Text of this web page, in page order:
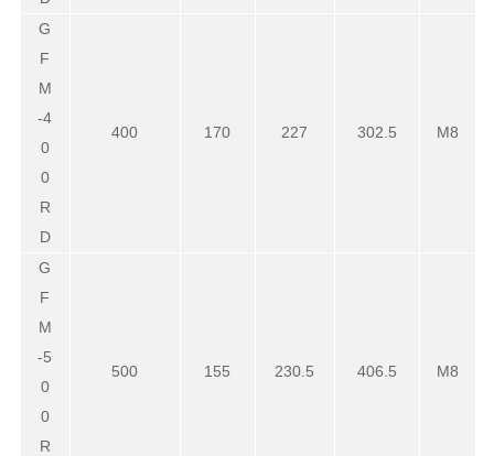
G
F
M
-4
0
0
R
D
400 170 227 302.5 M8
G
F
M
-5
0
0
R
500 155 230.5 406.5 M8